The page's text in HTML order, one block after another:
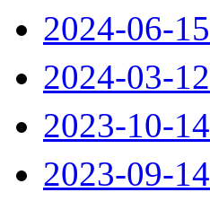
2024-06-15
2024-03-12
2023-10-14
2023-09-14